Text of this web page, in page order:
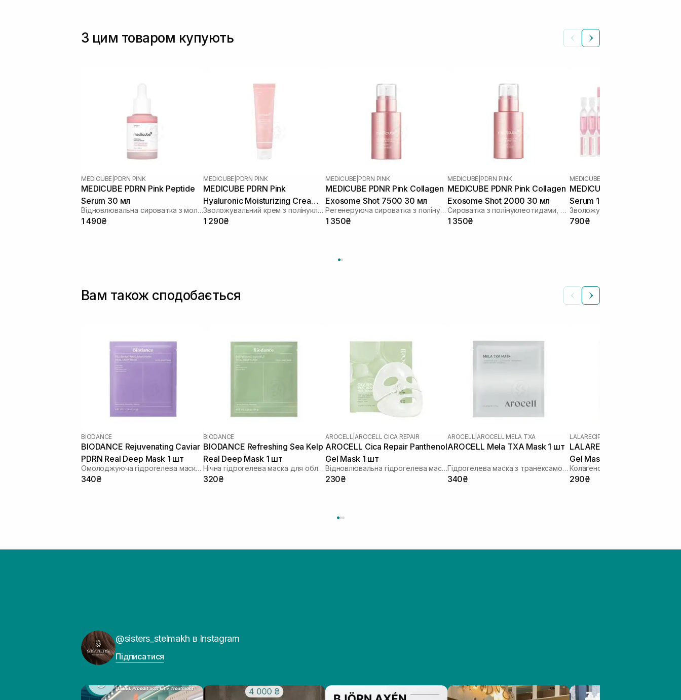
З цим товаром купують
MEDICUBE PDRN PINK
MEDICUBE PDRN Pink Peptide
Serum 30 мл
Відновлювальна сироватка з молекулами ДНК та рожевими пептидами
1 490₴
MEDICUBE PDRN PINK
MEDICUBE PDRN Pink
Hyaluronic Moisturizing Cream
50 мл
Зволожувальний крем з полінуклеотидами та гіалуроновою кислотою
1 290₴
MEDICUBE PDRN PINK
MEDICUBE PDNR Pink Collagen
Exosome Shot 7500 30 мл
Регенеруюча сироватка з полінуклеотидами, екзосомами та спікулами
1 350₴
MEDICUBE PDRN PINK
MEDICUBE PDNR Pink Collagen
Exosome Shot 2000 30 мл
Сироватка з полінуклеотидами, екзосомами та спікулами, для щоденного використання
1 350₴
MEDICUBE
MEDICUBE PDRN Pink One
Serum 10 шт
790₴
Вам також сподобається
BIODANCE
BIODANCE Rejuvenating Caviar
PDRN Real Deep Mask 1 шт
Омолоджуюча гідрогелева маска з ікрою і PDRN
340₴
BIODANCE
BIODANCE Refreshing Sea Kelp
Real Deep Mask 1 шт
Нічна гідрогелева маска для обличчя з морськими водоростями
320₴
AROCELL AROCELL CICA REPAIR
AROCELL Cica Repair Panthenol
Gel Mask 1 шт
Відновлювальна гідрогелева маска з екзосомами центели та пантенолом
230₴
AROCELL AROCELL MELA TXA
AROCELL Mela TXA Mask 1 шт
Гідрогелева маска з транексамовою кислотою, глутатіоном та арбутином
340₴
LALARECIPE
LALARECIPE Collagen
Gel Mask 1 шт
290₴
@sisters_stelmakh в Instagram
Підписатися